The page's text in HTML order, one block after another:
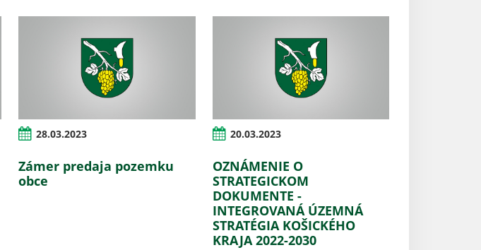
28.03.2023
Zámer predaja pozemku
obce
20.03.2023
OZNÁMENIE O
STRATEGICKOM
DOKUMENTE -
INTEGROVANÁ ÚZEMNÁ
STRATÉGIA KOŠICKÉHO
KRAJA 2022-2030